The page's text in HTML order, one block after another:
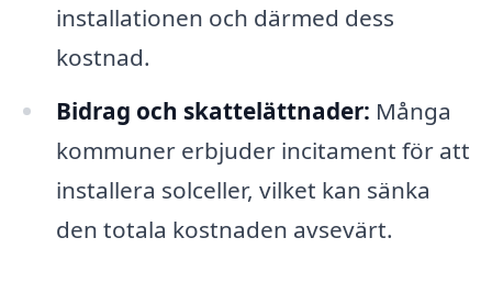
installationen och därmed dess
kostnad.
Bidrag och skattelättnader: Många
kommuner erbjuder incitament för att
installera solceller, vilket kan sänka
den totala kostnaden avsevärt.